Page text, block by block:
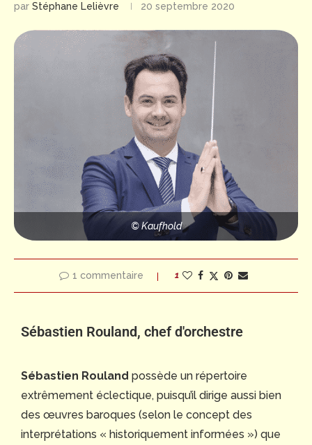
par Stéphane Lelièvre 20 septembre 2020
© Kaufhold
1 commentaire 1
Sébastien Rouland, chef d'orchestre
Sébastien Rouland possède un répertoire
extrêmement éclectique, puisqu’il dirige aussi bien
des œuvres baroques (selon le concept des
interprétations « historiquement informées ») que